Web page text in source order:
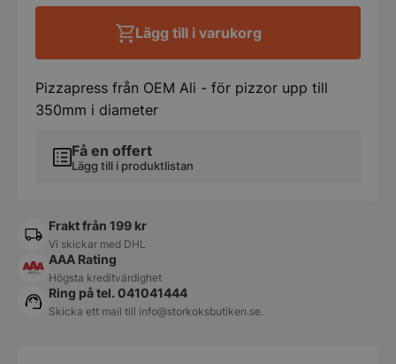
mängd
Få en offert
Lägg till i produktlistan
Lägg till i varukorg
Pizzapress från OEM Ali - för pizzor upp till
350mm i diameter
Frakt från 199 kr
Vi skickar med DHL
AAA Rating
Högsta kreditvärdighet
Ring på tel. 041041444
Skicka ett mail till info@storkoksbutiken.se.